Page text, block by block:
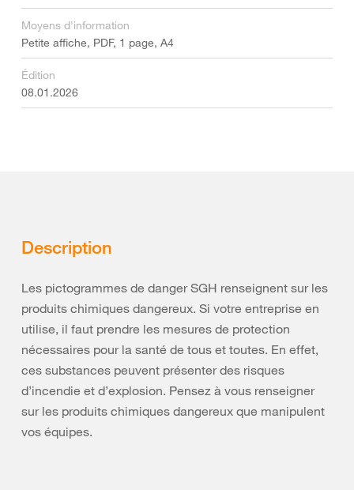
Moyens d'information
Petite affiche, PDF, 1 page, A4
Édition
08.01.2026
Description
Les pictogrammes de danger SGH renseignent sur les
produits chimiques dangereux. Si votre entreprise en
utilise, il faut prendre les mesures de protection
nécessaires pour la santé de tous et toutes. En effet,
ces substances peuvent présenter des risques
d’incendie et d’explosion. Pensez à vous renseigner
sur les produits chimiques dangereux que manipulent
vos équipes.